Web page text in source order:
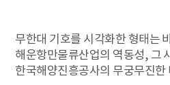
무한대 기호를 시각화한 형태는
해운항만물류산업의 역동성, 그
한국해양진흥공사의 무궁무진한